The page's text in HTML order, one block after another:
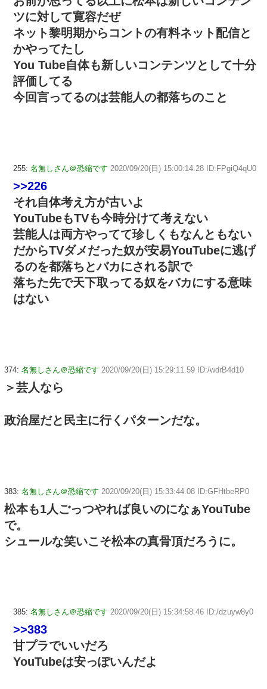
ツに対して寛容だぜ
ネット黎明期からコントの有料ネット配信と
かやってたし
You Tube自体も新しいコンテンツとして十分
評価してる
今回言ってるのは芸能人の都落ちのこと
255: 名無しさん＠恐縮です 2020/09/20(日) 15:00:14.28 ID:FPgiQ4qU0
>>226
それ自体考え方が古いよ
YouTubeもTVも今時分けて考えない
芸能人は両方やってて珍しくもなんともない
だからTVダメだった奴が安易YouTubeに逃げ
るのを都落ちとバカにされる訳で
落ちた先で天下取ってる奴をバカにする意味
はない
374: 名無しさん＠恐縮です 2020/09/20(日) 15:29:11.59 ID:/wdrB4d10
＞芸人なら
政治屋だと民主に行くパターンだな。
383: 名無しさん＠恐縮です 2020/09/20(日) 15:33:44.08 ID:GFHtbeRP0
松本も1人ごっつやれば良いのになぁYouTube
で。
シュールな笑いこそ松本の真骨頂だろうに。
385: 名無しさん＠恐縮です 2020/09/20(日) 15:34:58.46 ID:/dzuyw8y0
>>383
甘プラでいいだろ
YouTubeは安っぽいんだよ